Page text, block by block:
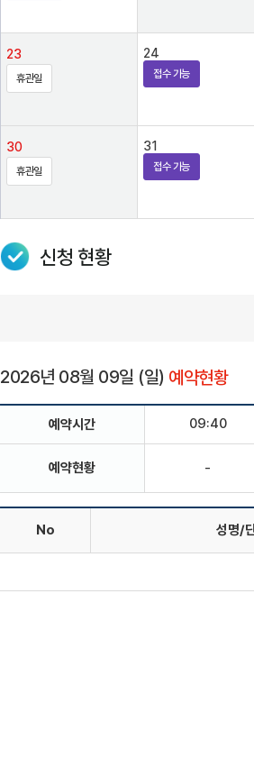
23
휴관일
24
접수 가능
30
휴관일
31
접수 가능
신청 현황
2026년 08월 09일 (일) 예약현황
예약시간 09:40
예약현황 -
No 성명/